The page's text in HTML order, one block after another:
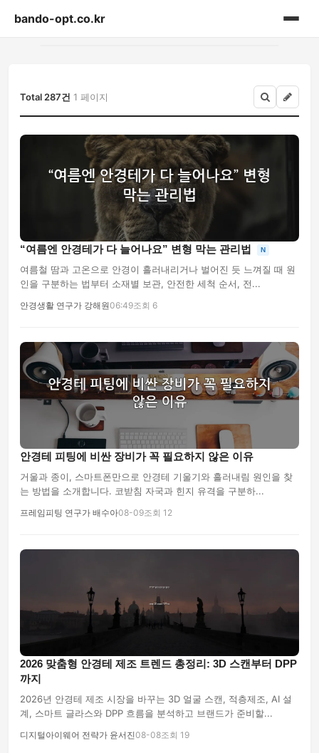
bando-opt.co.kr
게시판
Total 287건 1 페이지
“여름엔 안경테가 다 늘어나요” 변형 막는 관리법 N
여름철 땀과 고온으로 안경이 흘러내리거나 벌어진 듯 느껴질 때 원
인을 구분하는 법부터 소재별 보관, 안전한 세척 순서, 전...
안경생활 연구가 강해원06:49조회 6
안경테 피팅에 비싼 장비가 꼭 필요하지 않은 이유
거울과 종이, 스마트폰만으로 안경테 기울기와 흘러내림 원인을 찾
는 방법을 소개합니다. 코받침 자국과 힌지 유격을 구분하...
프레임피팅 연구가 배수아08-09조회 12
2026 맞춤형 안경테 제조 트렌드 총정리: 3D 스캔부터 DPP
까지
2026년 안경테 제조 시장을 바꾸는 3D 얼굴 스캔, 적층제조, AI 설
계, 스마트 글라스와 DPP 흐름을 분석하고 브랜드가 준비할...
디지털아이웨어 전략가 윤서진08-08조회 19